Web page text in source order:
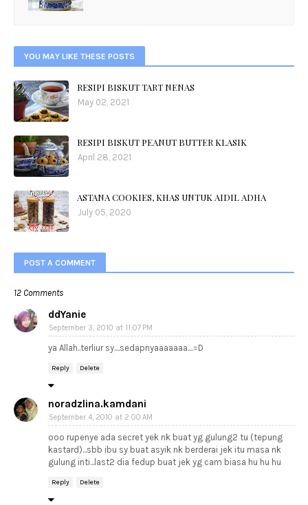
YOU MAY LIKE THESE POSTS
RESIPI BISKUT TART NENAS
May 02, 2021
RESIPI BISKUT PEANUT BUTTER KLASIK
April 28, 2021
ASTANA COOKIES, KHAS UNTUK AIDIL ADHA
July 05, 2020
POST A COMMENT
12 Comments
ddYanie
September 3, 2010 at 11:07 PM
ya Allah..terliur sy....sedapnyaaaaaaa....=D
Reply Delete
noradzlina.kamdani
September 4, 2010 at 2:00 AM
ooo rupenye ada secret yek nk buat yg gulung2 tu (tepung
kastard)...sbb ibu sy buat asyik nk berderai jek itu masa nk
gulung inti...last2 dia fedup buat jek yg cam biasa hu hu hu
Reply Delete